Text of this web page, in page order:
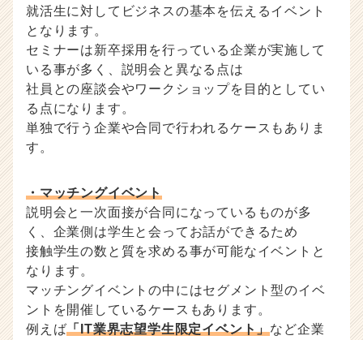
が
く
就
活
サ
ト
ャ
リ
ア
（C
r
C
就活生に対してビジネスの基本を伝えるイベント
となります。
セミナーは新卒採用を行っている企業が実施して
いる事が多く、説明会と異なる点は
社員との座談会やワークショップを目的としてい
る点になります。
単独で行う企業や合同で行われるケースもありま
す。
・マッチングイベント
説明会と一次面接が合同になっているものが多
く、企業側は学生と会ってお話ができるため
接触学生の数と質を求める事が可能なイベントと
なります。
マッチングイベントの中にはセグメント型のイベ
ントを開催しているケースもあります。
例えば「IT業界志望学生限定イベント」など企業